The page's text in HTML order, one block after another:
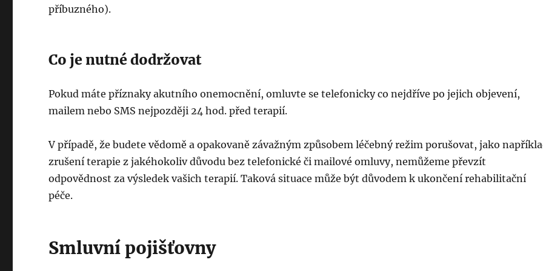
příbuzného).
Co je nutné dodržovat
Pokud máte příznaky akutního onemocnění, omluvte se telefonicky co nejdříve po jejich objevení,
mailem nebo SMS nejpozději 24 hod. před terapií.
V případě, že budete vědomě a opakovaně závažným způsobem léčebný režim porušovat, jako
zrušení terapie z jakéhokoliv důvodu bez telefonické či mailové omluvy, nemůžeme převzít
odpovědnost za výsledek vašich terapií. Taková situace může být důvodem k ukončení rehabilitační
péče.
Smluvní pojišťovny